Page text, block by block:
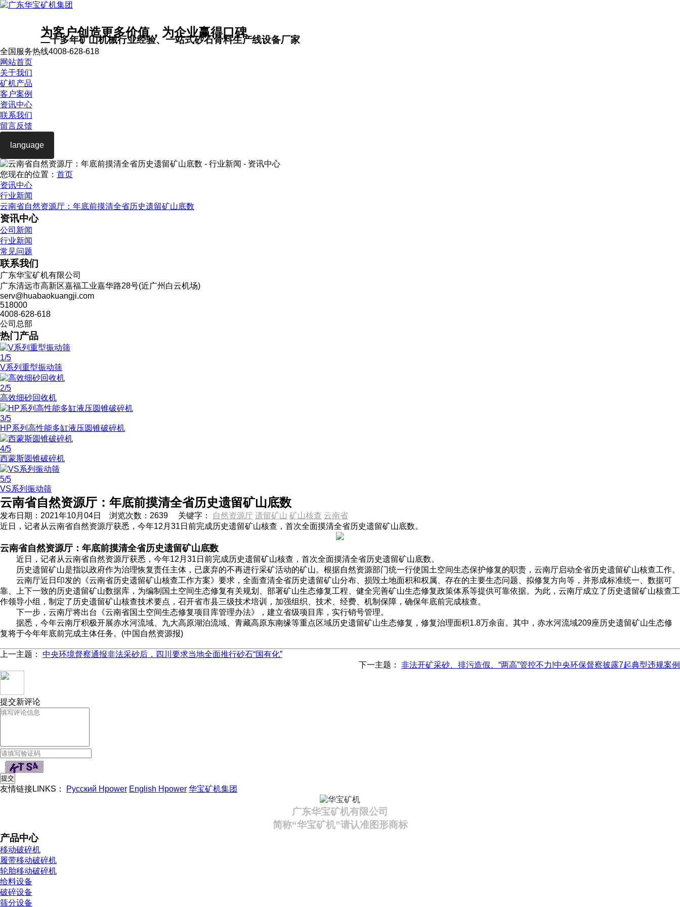
为客户创造更多价值，为企业赢得口碑
二十多年矿山机械行业经验、一站式砂石骨料生产线设备厂家
全国服务热线4008-628-618
网站首页
关于我们
矿机产品
客户案例
资讯中心
联系我们
留言反馈
language
您现在的位置： 首页
资讯中心
行业新闻
云南省自然资源厅：年底前摸清全省历史遗留矿山底数
资讯中心
公司新闻
行业新闻
常见问题
联系我们
广东华宝矿机有限公司
广东清远市高新区嘉福工业嘉华路28号(近广州白云机场)
serv@huabaokuangji.com
518000
4008-628-618
公司总部
热门产品
1/5
V系列重型振动筛
2/5
高效细砂回收机
3/5
HP系列高性能多缸液压圆锥破碎机
4/5
西蒙斯圆锥破碎机
5/5
VS系列振动筛
云南省自然资源厅：年底前摸清全省历史遗留矿山底数
发布日期： 2021年10月04日 浏览次数： 2639 关键字： 自然资源厅 遗留矿山 矿山核查 云南省
近日，记者从云南省自然资源厅获悉，今年12月31日前完成历史遗留矿山核查，首次全面摸清全省历史遗留矿山底数。
云南省自然资源厅：年底前摸清全省历史遗留矿山底数
近日，记者从云南省自然资源厅获悉，今年12月31日前完成历史遗留矿山核查，首次全面摸清全省历史遗留矿山底数。
历史遗留矿山是指以政府作为治理恢复责任主体，已废弃的不再进行采矿活动的矿山。根据自然资源部门统一行使国土空间生态保护修复的职责，云南厅启动全省历史遗留矿山核查工作。
云南厅近日印发的《云南省历史遗留矿山核查工作方案》要求，全面查清全省历史遗留矿山分布、损毁土地面积和权属、存在的主要生态问题、拟修复方向等，并形成标准统一、数据可
靠、上下一致的历史遗留矿山数据库，为编制国土空间生态修复有关规划、部署矿山生态修复工程、健全完善矿山生态修复政策体系等提供可靠依据。为此，云南厅成立了历史遗留矿山核查工
作领导小组，制定了历史遗留矿山核查技术要点，召开省市县三级技术培训，加强组织、技术、经费、机制保障，确保年底前完成核查。
下一步，云南厅将出台《云南省国土空间生态修复项目库管理办法》，建立省级项目库，实行销号管理。
据悉，今年云南厅积极开展赤水河流域、九大高原湖泊流域、青藏高原东南缘等重点区域历史遗留矿山生态修复，修复治理面积1.8万余亩。其中，赤水河流域209座历史遗留矿山生态修
复将于今年年底前完成主体任务。(中国自然资源报)
上一主题： 中央环境督察通报非法采砂后，四川要求当地全面推行砂石“国有化”
下一主题： 非法开矿采砂、排污造假、“两高”管控不力!中央环保督察披露7起典型违规案例
提交新评论
友情链接LINKS： Русский Hpower English Hpower 华宝矿机集团
广东华宝矿机有限公司
简称“华宝矿机”请认准图形商标
产品中心
移动破碎机
履带移动破碎机
轮胎移动破碎机
给料设备
破碎设备
筛分设备